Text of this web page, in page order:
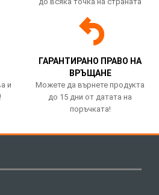
и
ГАРАНТИРАНО ПРАВО НА
ВРЪЩАНЕ
Можете да върнете продукта
до 15 дни от датата на
поръчката!